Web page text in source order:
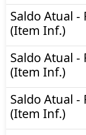
Saldo Atual -
(Item Inf.)
Saldo Atual -
(Item Inf.)
Saldo Atual -
(Item Inf.)